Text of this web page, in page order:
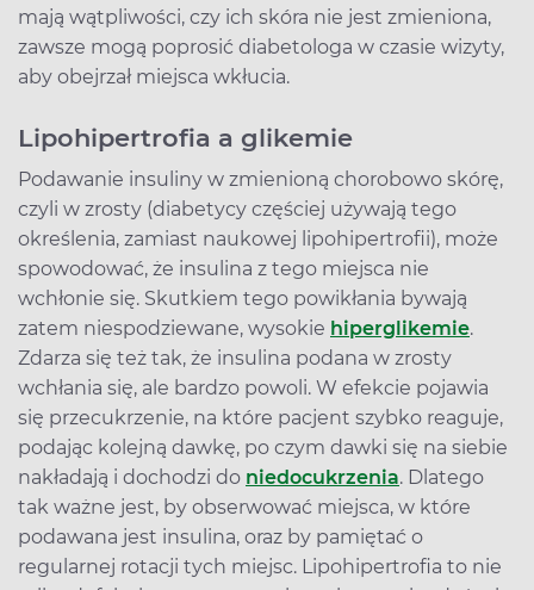
mają wątpliwości, czy ich skóra nie jest zmieniona,
zawsze mogą poprosić diabetologa w czasie wizyty,
aby obejrzał miejsca wkłucia.
Lipohipertrofia a glikemie
Podawanie insuliny w zmienioną chorobowo skórę,
czyli w zrosty (diabetycy częściej używają tego
określenia, zamiast naukowej lipohipertrofii), może
spowodować, że insulina z tego miejsca nie
wchłonie się. Skutkiem tego powikłania bywają
zatem niespodziewane, wysokie hiperglikemie.
Zdarza się też tak, że insulina podana w zrosty
wchłania się, ale bardzo powoli. W efekcie pojawia
się przecukrzenie, na które pacjent szybko reaguje,
podając kolejną dawkę, po czym dawki się na siebie
nakładają i dochodzi do niedocukrzenia. Dlatego
tak ważne jest, by obserwować miejsca, w które
podawana jest insulina, oraz by pamiętać o
regularnej rotacji tych miejsc. Lipohipertrofia to nie